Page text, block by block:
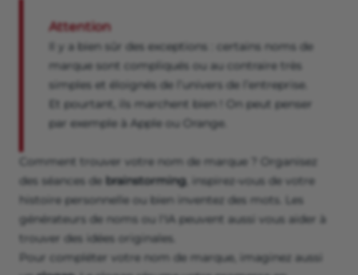
Attention
Il y a bien sûr des exceptions : certains noms de
marque sont compliqués ou au contraire très
simples et éloignés de l’univers de l’entreprise.
Et pourtant, ils marchent bien ! On peut penser
par exemple à Apple ou Orange.
Comment trouver votre nom de marque ? Organisez
des séances de brainstorming, inspirez-vous de votre
histoire personnelle ou bien inventez des mots. Les
générateurs de noms ou l'IA peuvent aussi vous aider à
trouver des idées originales.
Pour compléter votre nom de marque, imaginez aussi